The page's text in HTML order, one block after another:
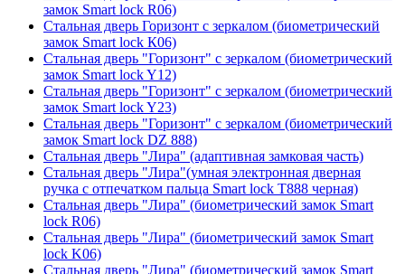
замок Smart lock R06)
Стальная дверь Горизонт с зеркалом (биометрический
замок Smart lock К06)
Стальная дверь "Горизонт" с зеркалом (биометрический
замок Smart lock Y12)
Стальная дверь "Горизонт" с зеркалом (биометрический
замок Smart lock Y23)
Стальная дверь "Горизонт" с зеркалом (биометрический
замок Smart lock DZ 888)
Стальная дверь "Лира" (адаптивная замковая часть)
Стальная дверь "Лира"(умная электронная дверная
ручка с отпечатком пальца Smart lock T888 черная)
Стальная дверь "Лира" (биометрический замок Smart
lock R06)
Стальная дверь "Лира" (биометрический замок Smart
lock K06)
Стальная дверь "Лира" (биометрический замок Smart